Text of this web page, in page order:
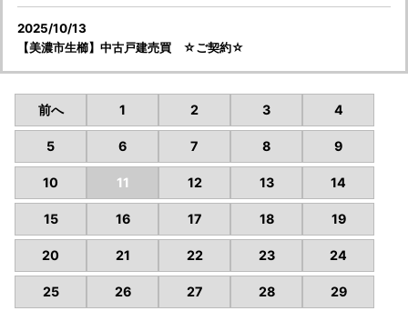
2025/10/13
【美濃市生櫛】中古戸建売買 ☆ご契約☆
前へ 1 2 3 4
5 6 7 8 9
10 11 12 13 14
15 16 17 18 19
20 21 22 23 24
25 26 27 28 29